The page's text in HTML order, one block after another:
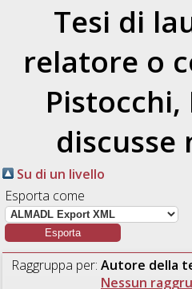
Tesi di
relatore o
Pistocchi,
discusse
Su di un livello
Esporta come
Raggruppa per: Autore della
Nessun